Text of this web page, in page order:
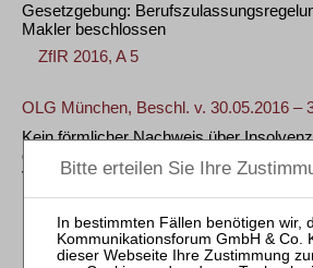
Gesetzgebung:
Makler beschlossen
ZfIR 2016, A 5
OLG München, Beschl. v. 30.05.2016 –
Kein förmlicher Nachweis über
gegenüber Grundbuchamt bei vom
verfügter Bestellung/Nachweis der
ZfIR 2016, 641